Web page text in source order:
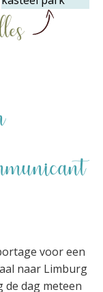
voor een
naar Limburg
dag meteen